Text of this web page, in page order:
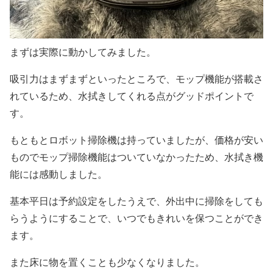
まずは実際に動かしてみました。
吸引力はまずまずといったところで、モップ機能が搭載さ
れているため、水拭きしてくれる点がグッドポイントで
す。
もともとロボット掃除機は持っていましたが、価格が安い
ものでモップ掃除機能はついていなかったため、水拭き機
能には感動しました。
基本平日は予約設定をしたうえで、外出中に掃除をしても
らうようにすることで、いつでもきれいを保つことができ
ます。
また床に物を置くことも少なくなりました。